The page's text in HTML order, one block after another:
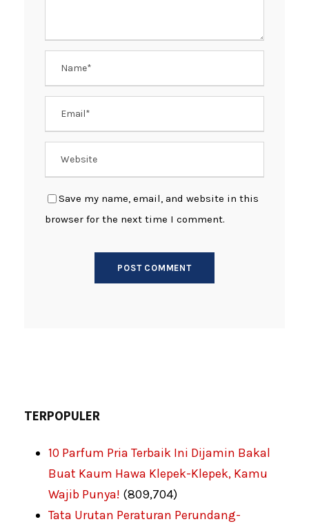
Save my name, email, and website in this
browser for the next time I comment.
TERPOPULER
10 Parfum Pria Terbaik Ini Dijamin Bakal
Buat Kaum Hawa Klepek-Klepek, Kamu
Wajib Punya! (809,704)
Tata Urutan Peraturan Perundang-